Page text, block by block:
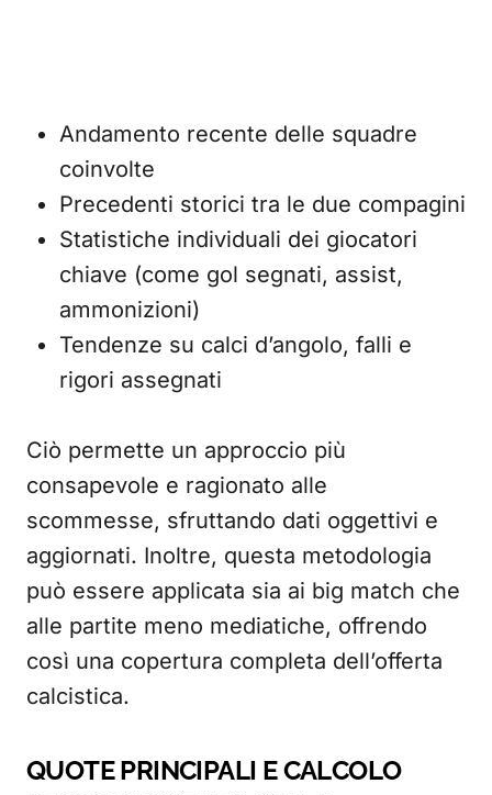
Andamento recente delle squadre
coinvolte
Precedenti storici tra le due compagini
Statistiche individuali dei giocatori
chiave (come gol segnati, assist,
ammonizioni)
Tendenze su calci d’angolo, falli e
rigori assegnati
Ciò permette un approccio più
consapevole e ragionato alle
scommesse, sfruttando dati oggettivi e
aggiornati. Inoltre, questa metodologia
può essere applicata sia ai big match che
alle partite meno mediatiche, offrendo
così una copertura completa dell’offerta
calcistica.
QUOTE PRINCIPALI E CALCOLO